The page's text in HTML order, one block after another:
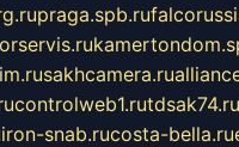
praga.spb.ru
sakhcamera.ru
controlweb1.rutdsak74.ru
iron-snab.rucosta-bella.ru